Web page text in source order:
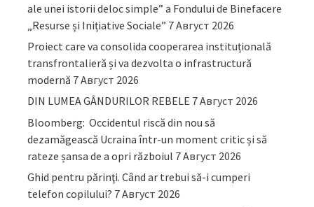
ale unei istorii deloc simple” a Fondului de Binefacere
„Resurse și Inițiative Sociale” 7 Август 2026
Proiect care va consolida cooperarea instituțională
transfrontalieră și va dezvolta o infrastructură
modernă 7 Август 2026
DIN LUMEA GÂNDURILOR REBELE 7 Август 2026
Bloomberg: Occidentul riscă din nou să
dezamăgească Ucraina într-un moment critic și să
rateze șansa de a opri războiul 7 Август 2026
Ghid pentru părinţi. Când ar trebui să-i cumperi
telefon copilului? 7 Август 2026